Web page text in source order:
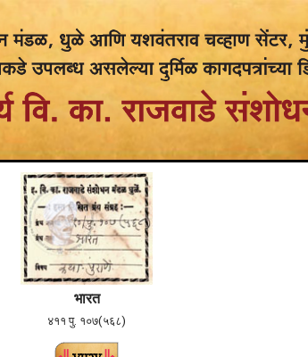
भारत
४११ पु. १०७(५६८)